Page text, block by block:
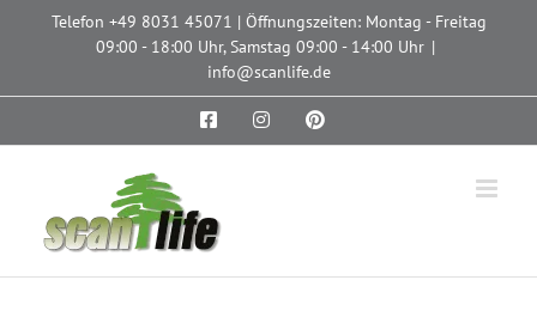
Telefon +49 8031 45071 | Öffnungszeiten: Montag - Freitag
09:00 - 18:00 Uhr, Samstag 09:00 - 14:00 Uhr |
info@scanlife.de
FacebookInstagramPinterest